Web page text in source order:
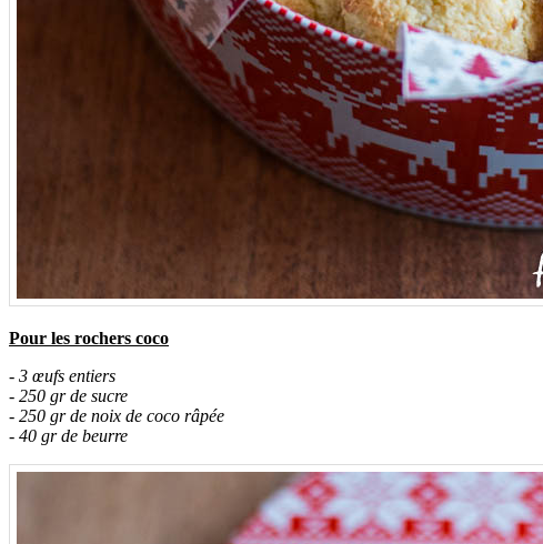
Pour les rochers coco
- 3 œufs entiers
- 250 gr de sucre
- 250 gr de noix de coco râpée
- 40 gr de beurre